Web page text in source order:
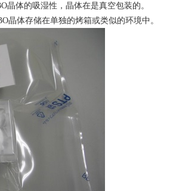
晶体的吸湿性，晶体在是真空包装的。
晶体存储在单独的烤箱或类似的环境中。